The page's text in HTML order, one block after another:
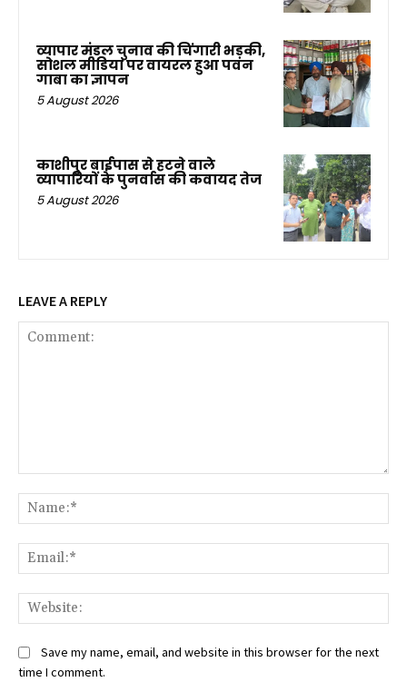
व्यापार मंडल चुनाव की चिंगारी भड़की,
सोशल मीडिया पर वायरल हुआ पवन
गाबा का ज्ञापन
5 August 2026
काशीपुर बाईपास से हटने वाले
व्यापारियों के पुनर्वास की कवायद तेज
5 August 2026
LEAVE A REPLY
Save my name, email, and website in this browser for the next
time I comment.